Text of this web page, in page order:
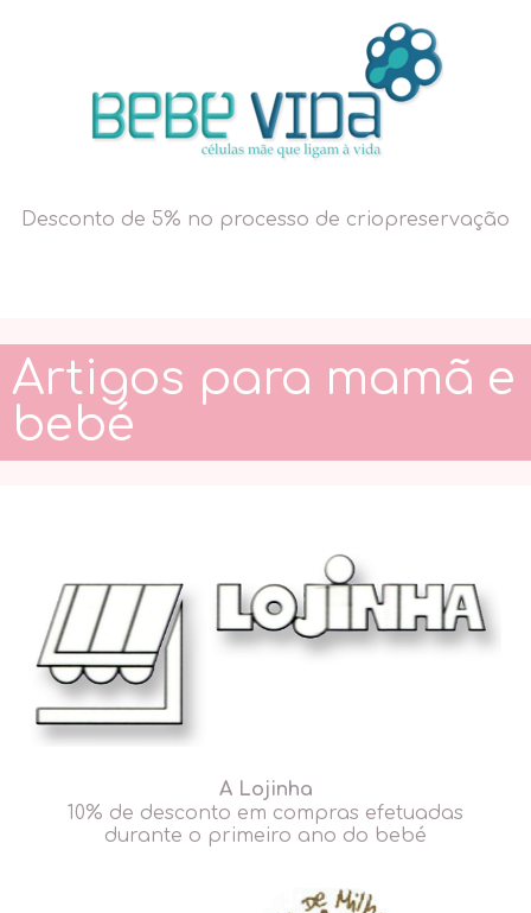
Desconto de 5% no processo de criopreservação
Artigos para mamã e
bebé
A Lojinha
10% de desconto em compras efetuadas
durante o primeiro ano do bebé